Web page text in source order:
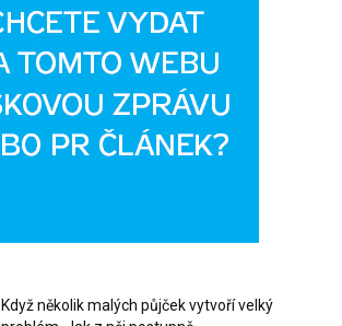
Když několik malých půjček vytvoří velký